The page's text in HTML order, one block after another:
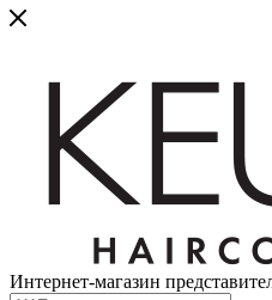
Интернет-магазин